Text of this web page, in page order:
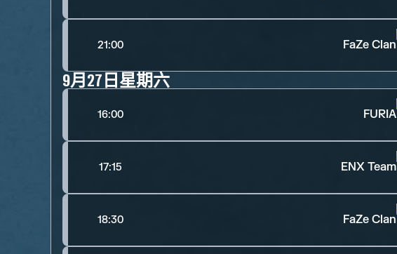
21:00 FaZe Clan
9月27日星期六
16:00 FURIA
17:15 ENX Team
18:30 FaZe Clan